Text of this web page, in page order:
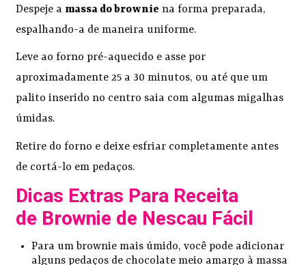
Despeje a massa do brownie na forma preparada,
espalhando-a de maneira uniforme.
Leve ao forno pré-aquecido e asse por
aproximadamente 25 a 30 minutos, ou até que um
palito inserido no centro saia com algumas migalhas
úmidas.
Retire do forno e deixe esfriar completamente antes
de cortá-lo em pedaços.
Dicas Extras Para Receita
de Brownie de Nescau Fácil
Para um brownie mais úmido, você pode adicionar
alguns pedaços de chocolate meio amargo à massa